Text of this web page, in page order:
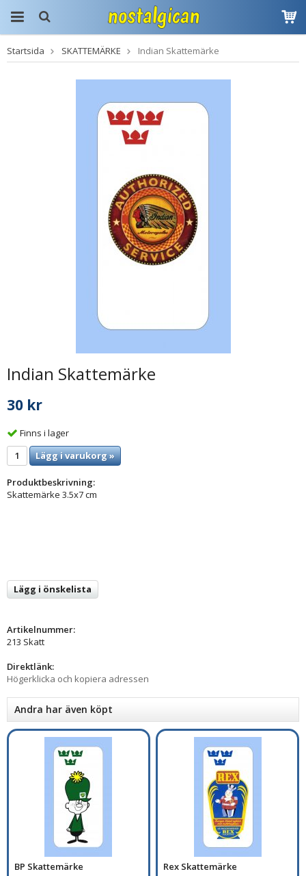
Produkten har blivit
tillagd i varukorgen
Startsida SKATTEMÄRKE Indian Skattemärke
Indian Skattemärke
30 kr
Finns i lager
Lägg i varukorg »
Produktbeskrivning:
Skattemärke 3.5x7 cm
Lägg i önskelista
Artikelnummer:
213 Skatt
Direktlänk:
Högerklicka och kopiera adressen
Andra har även köpt
BP Skattemärke Rex Skattemärke